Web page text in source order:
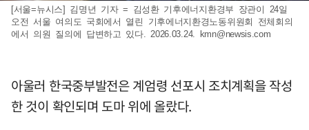
[서울=뉴시스] 김명년 기자 = 김성환 기후에너지환경부 장관이 24일
오전 서울 여의도 국회에서 열린 기후에너지환경노동위원회 전체회의
에서 의원 질의에 답변하고 있다. 2026.03.24.
kmn@newsis.com
아울러 한국중부발전은 계엄령 선포시 조치계획을 작성
한 것이 확인되며 도마 위에 올랐다.